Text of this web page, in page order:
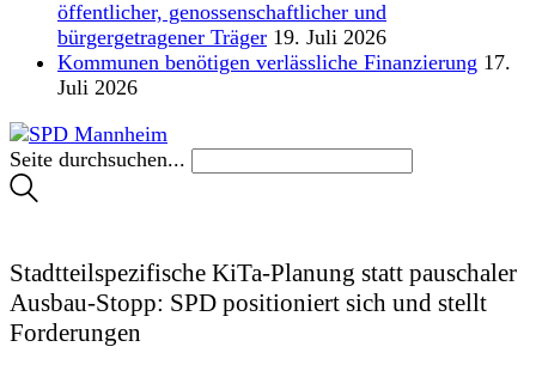
öffentlicher, genossenschaftlicher und
bürgergetragener Träger 19. Juli 2026
Kommunen benötigen verlässliche Finanzierung 17.
Juli 2026
Seite durchsuchen...
Stadtteilspezifische KiTa-Planung statt pauschaler
Ausbau-Stopp: SPD positioniert sich und stellt
Forderungen